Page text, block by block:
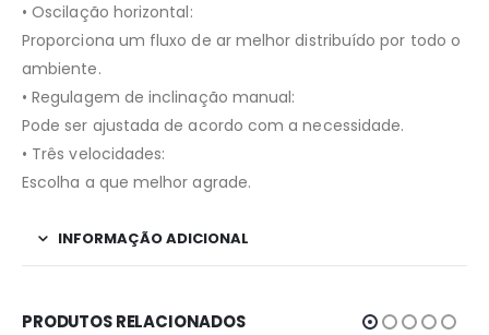
• Oscilação horizontal:
Proporciona um fluxo de ar melhor distribuído por todo o
ambiente.
• Regulagem de inclinação manual:
Pode ser ajustada de acordo com a necessidade.
• Três velocidades:
Escolha a que melhor agrade.
INFORMAÇÃO ADICIONAL
PRODUTOS RELACIONADOS